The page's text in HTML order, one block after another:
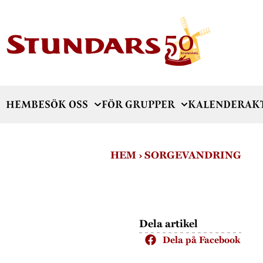
HEMBESÖK OSS FÖR GRUPPER KALENDER
HEM›SORGEVANDRING
Dela artikel
Dela på Facebook